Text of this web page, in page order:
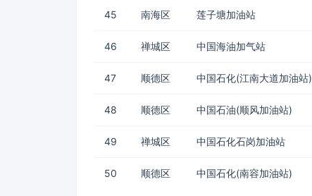
45 南海区 莲子塘加油站
46 禅城区 中国海油加气站
47 顺德区 中国石化(江南大道加油站)
48 顺德区 中国石油(顺风加油站)
49 禅城区 中国石化石岗加油站
50 顺德区 中国石化(南容加油站)